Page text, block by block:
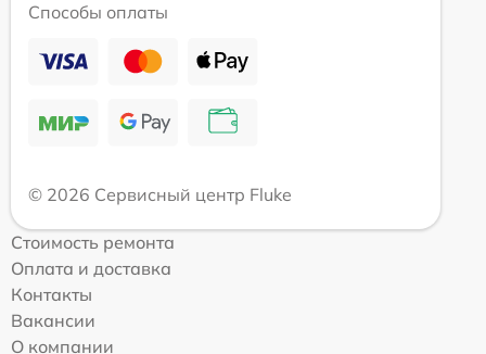
Способы оплаты
© 2026 Сервисный центр Fluke
Стоимость ремонта
Оплата и доставка
Контакты
Вакансии
О компании